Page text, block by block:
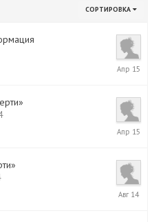
СОРТИРОВКА
27
Апр
16
Апр
12